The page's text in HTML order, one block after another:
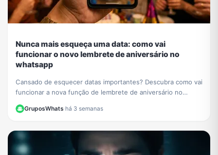
Nunca mais esqueça uma data: como vai
funcionar o novo lembrete de aniversário no
whatsapp
Cansado de esquecer datas importantes? Descubra como vai
funcionar a nova função de lembrete de aniversário no
WhatsApp e nunca mais perca uma comemoração.
GruposWhats·há 3 semanas